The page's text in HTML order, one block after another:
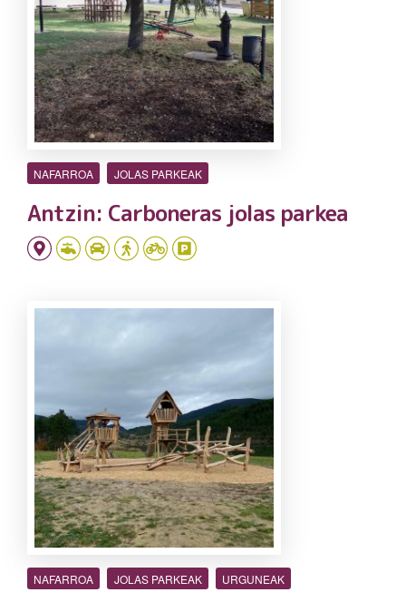
NAFARROA JOLAS PARKEAK
Antzin: Carboneras jolas parkea
NAFARROA JOLAS PARKEAK URGUNEAK